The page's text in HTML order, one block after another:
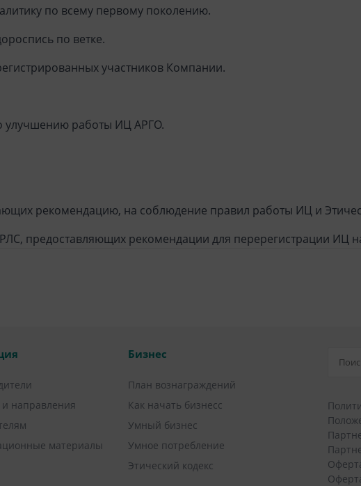
по всему первому поколению.
по ветке.
участников Компании.
улучшению работы ИЦ АРГО.
рекомендацию, на соблюдение правил работы ИЦ и
предоставляющих рекомендации для перерегистрации ИЦ
направления
материалы
Бизнес
План вознаграждений
Как начать бизнесс
Умный бизнес
Умное потребление
Этический кодекс